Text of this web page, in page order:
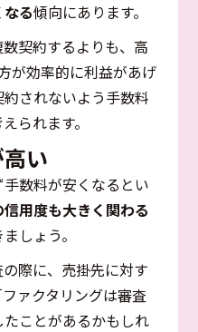
なる傾向にあります。
契約するよりも、高
が効率的に利益があげ
されないよう手数料
られます。
い
数料が安くなるとい
用度も大きく関わる
しょう。
際に、売掛先に対す
ァクタリングは審査
ことがあるかもしれ